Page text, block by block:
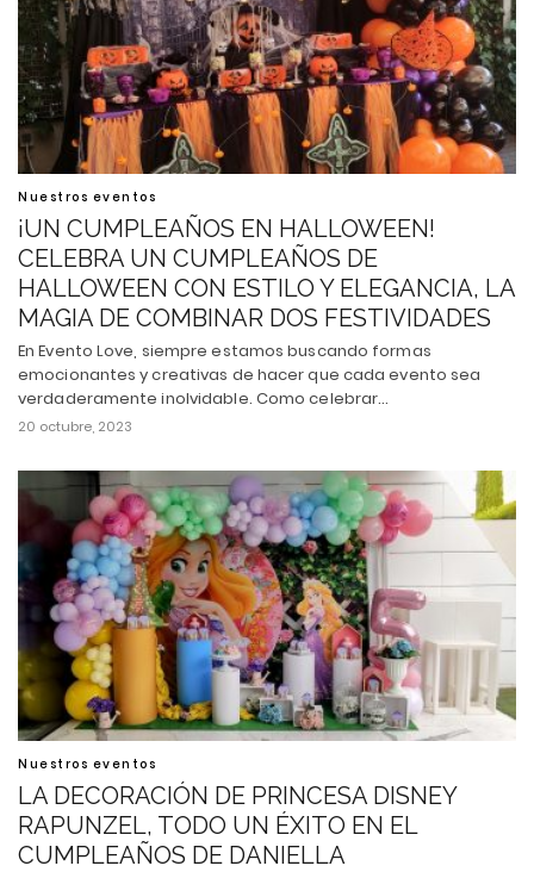
Nuestros eventos
¡UN CUMPLEAÑOS EN HALLOWEEN!
CELEBRA UN CUMPLEAÑOS DE
HALLOWEEN CON ESTILO Y ELEGANCIA, LA
MAGIA DE COMBINAR DOS FESTIVIDADES
En Evento Love, siempre estamos buscando formas
emocionantes y creativas de hacer que cada evento sea
verdaderamente inolvidable. Como celebrar…
20 octubre, 2023
Nuestros eventos
LA DECORACIÓN DE PRINCESA DISNEY
RAPUNZEL, TODO UN ÉXITO EN EL
CUMPLEAÑOS DE DANIELLA